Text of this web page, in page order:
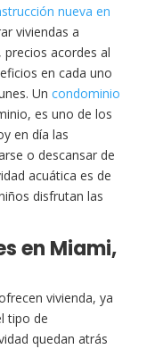
nueva en
viviendas a
acordes al
en cada uno
Un condominio
es uno de los
en día las
o descansar de
acuática es de
disfrutan las
en Miami,
vivienda, ya
tipo de
quedan atrás